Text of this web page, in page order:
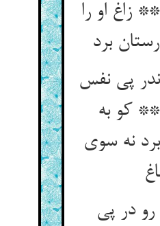
زاغ او را
برد
پی نفس
کو به
نه سوی
در پی